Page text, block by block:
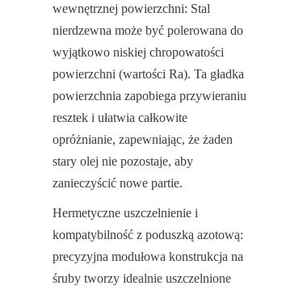
wewnętrznej powierzchni: Stal
nierdzewna może być polerowana do
wyjątkowo niskiej chropowatości
powierzchni (wartości Ra). Ta gładka
powierzchnia zapobiega przywieraniu
resztek i ułatwia całkowite
opróżnianie, zapewniając, że żaden
stary olej nie pozostaje, aby
zanieczyścić nowe partie.
Hermetyczne uszczelnienie i
kompatybilność z poduszką azotową:
precyzyjna modułowa konstrukcja na
śruby tworzy idealnie uszczelnione